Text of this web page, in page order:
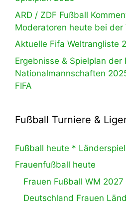
ARD / ZDF Fußball
Moderatoren heute bei der
Aktuelle Fifa Weltrangliste
Ergebnisse & Spielplan
Nationalmannschaften
FIFA
Fußball Turniere &
Fußball heute *
Frauenfußball heute
Frauen Fußball WM 2027
Deutschland Frauen